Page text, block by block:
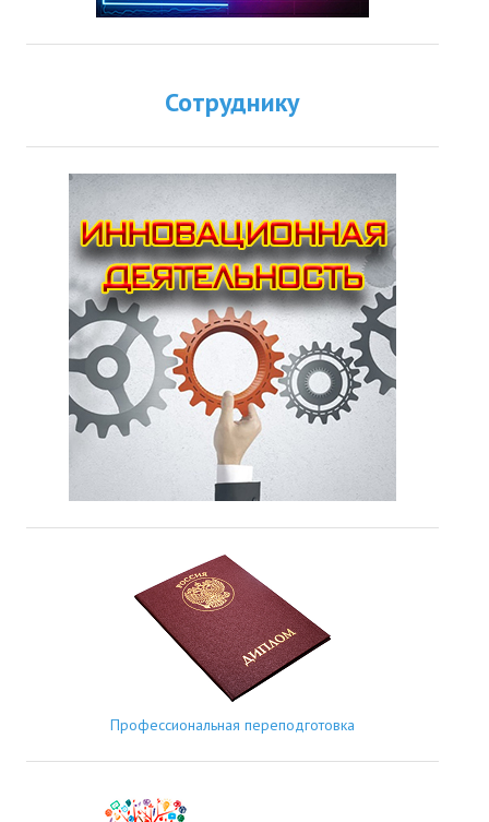
Сотруднику
Профессиональная переподготовка